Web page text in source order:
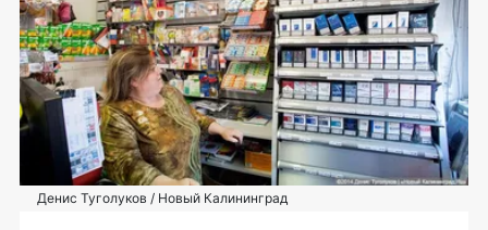
Денис Туголуков / Новый Калининград